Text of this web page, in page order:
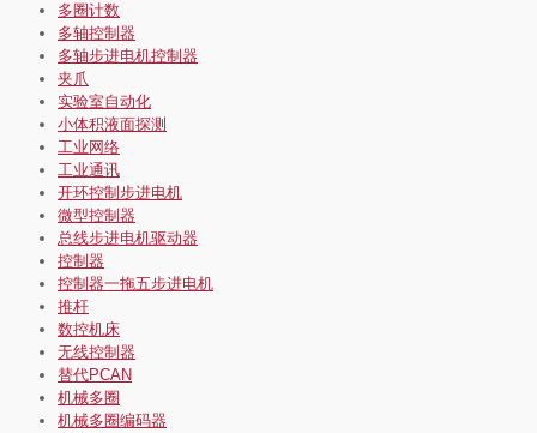
多圈计数
多轴控制器
多轴步进电机控制器
夹爪
实验室自动化
小体积液面探测
工业网络
工业通讯
开环控制步进电机
微型控制器
总线步进电机驱动器
控制器
控制器一拖五步进电机
推杆
数控机床
无线控制器
替代PCAN
机械多圈
机械多圈编码器